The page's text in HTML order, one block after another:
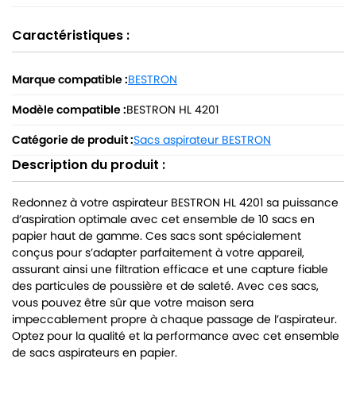
Caractéristiques :
Marque compatible :BESTRON
Modèle compatible :BESTRON HL 4201
Catégorie de produit :Sacs aspirateur BESTRON
Description du produit :
Redonnez à votre aspirateur BESTRON HL 4201 sa puissance
d’aspiration optimale avec cet ensemble de 10 sacs en
papier haut de gamme. Ces sacs sont spécialement
conçus pour s’adapter parfaitement à votre appareil,
assurant ainsi une filtration efficace et une capture fiable
des particules de poussière et de saleté. Avec ces sacs,
vous pouvez être sûr que votre maison sera
impeccablement propre à chaque passage de l’aspirateur.
Optez pour la qualité et la performance avec cet ensemble
de sacs aspirateurs en papier.